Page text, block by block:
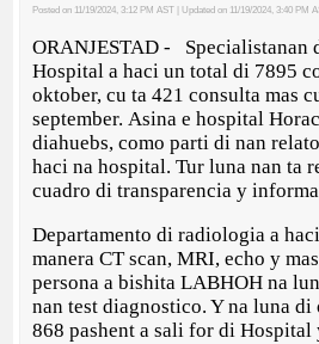
Posted on 11/19/2024, 3:12 PM AST | Updated on 11/19/2024, 3:40 PM
ORANJESTAD - Specialistanan
Hospital a haci un total di 7895
oktober, cu ta 421 consulta mas
september. Asina e hospital
diahuebs, como parti di nan
haci na hospital. Tur luna nan ta
cuadro di transparencia y
Departamento di radiologia a
manera CT scan, MRI, echo y
persona a bishita LABHOH na
nan test diagnostico. Y na luna
868 pashent a sali for di Hospital